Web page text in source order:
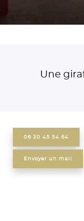
Une
06 30 45 54 64
Envoyer un mail